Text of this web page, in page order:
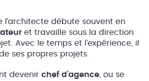
l’architecte débute souvent en
et travaille sous la direction
Avec le temps et l’expérience, il
ses propres projets.
devenir chef d’agence , ou se